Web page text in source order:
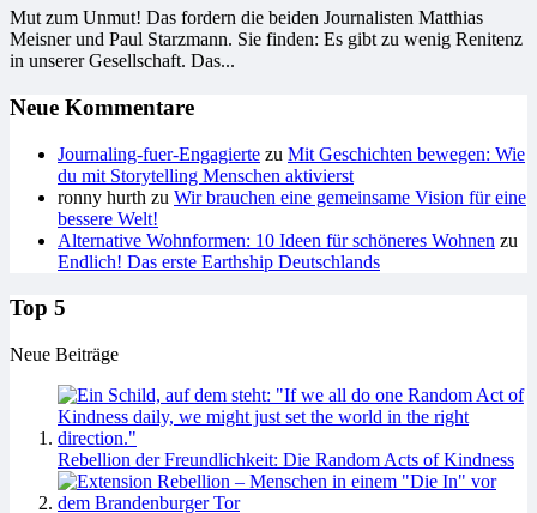
Mut zum Unmut! Das fordern die beiden Journalisten Matthias
Meisner und Paul Starzmann. Sie finden: Es gibt zu wenig Renitenz
in unserer Gesellschaft. Das...
Neue Kommentare
Journaling-fuer-Engagierte zu Mit Geschichten bewegen: Wie
du mit Storytelling Menschen aktivierst
ronny hurth zu Wir brauchen eine gemeinsame Vision für eine
bessere Welt!
Alternative Wohnformen: 10 Ideen für schöneres Wohnen zu
Endlich! Das erste Earthship Deutschlands
Top 5
Neue Beiträge
Rebellion der Freundlichkeit: Die Random Acts of Kindness